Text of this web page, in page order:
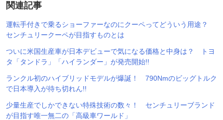
関連記事
運転手付きで乗るショーファーなのにクーペってどういう用途？
センチュリークーペが目指すものとは
ついに米国生産車が日本デビューで気になる価格と中身は？ トヨ
タ「タンドラ」「ハイランダー」が発売開始!!
ランクル初のハイブリッドモデルが爆誕！ 790Nmのビッグトルク
で日本導入が待ち切れん!!
少量生産でしかできない特殊技術の数々！ センチュリーブランド
が目指す唯一無二の「高級車ワールド」